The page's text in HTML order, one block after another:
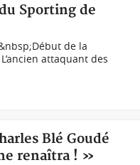
Sporting de
de la
attaquant des
Blé Goudé
renaîtra ! »